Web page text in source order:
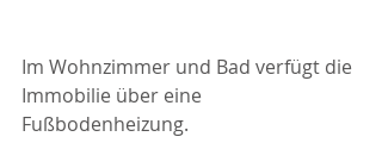
Im Wohnzimmer und Bad verfügt die
Immobilie über eine
Fußbodenheizung.